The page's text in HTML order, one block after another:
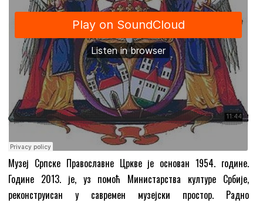
Музеј Српске Православне Цркве је основан 1954. године.
Године 2013. је, уз помоћ Министарства културе Србије,
реконструисан у савремен музејски простор. Радно